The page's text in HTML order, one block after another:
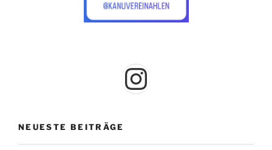
Instagram
NEUESTE BEITRÄGE